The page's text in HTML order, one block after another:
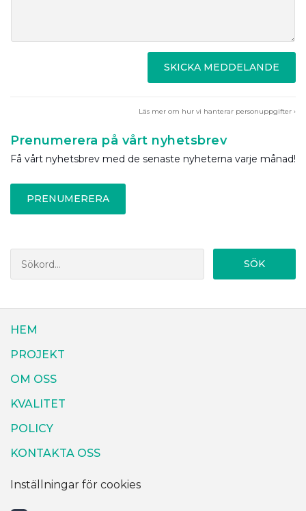
SKICKA MEDDELANDE
Läs mer om hur vi hanterar personuppgifter ›
Prenumerera på vårt nyhetsbrev
Få vårt nyhetsbrev med de senaste nyheterna varje månad!
PRENUMERERA
SÖK
HEM
PROJEKT
OM OSS
KVALITET
POLICY
KONTAKTA OSS
Inställningar för cookies